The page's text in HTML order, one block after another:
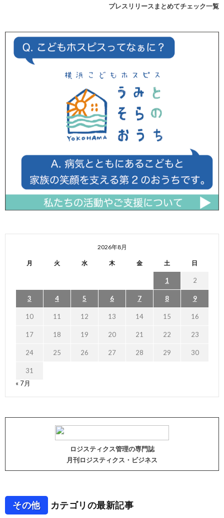
プレスリリースまとめてチェック一覧
2026年8月
月 火 水 木 金 土 日
1 2
3 4 5 6 7 8 9
10 11 12 13 14 15 16
17 18 19 20 21 22 23
24 25 26 27 28 29 30
31
« 7月
ロジスティクス管理の専門誌
月刊ロジスティクス・ビジネス
その他 カテゴリの最新記事